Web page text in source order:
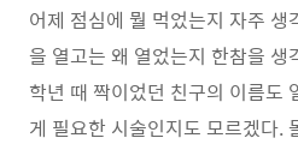
어제 점심에 뭘 먹었는지 자주 생
을 열고는 왜 열었는지 한참을
학년 때 짝이었던 친구의 이름도
게 필요한 시술인지도 모르겠다.